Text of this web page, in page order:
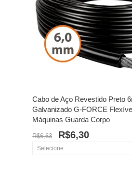
Cabo de Aço Revestido Preto
Galvanizado G-FORCE
Máquinas Guarda Corpo
R$6,63 R$6,30